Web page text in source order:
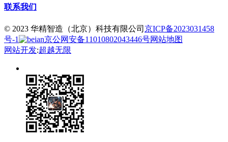
联系我们
© 2023 华精智造（北京）科技有限公司 京ICP备2023031458
号-1
京公网安备11010802043446号网站地图
网站开发:超越无限